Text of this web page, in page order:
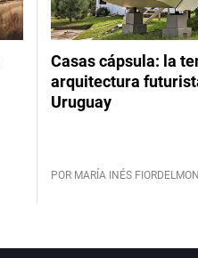
Casas cápsula: la
arquitectura
Uruguay
POR MARÍA INÉS